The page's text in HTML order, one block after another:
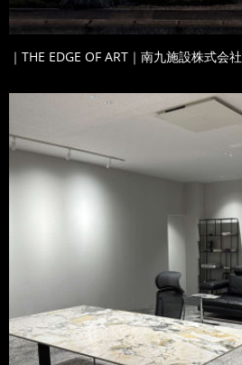
｜THE EDGE OF ART｜南九施設株式会社